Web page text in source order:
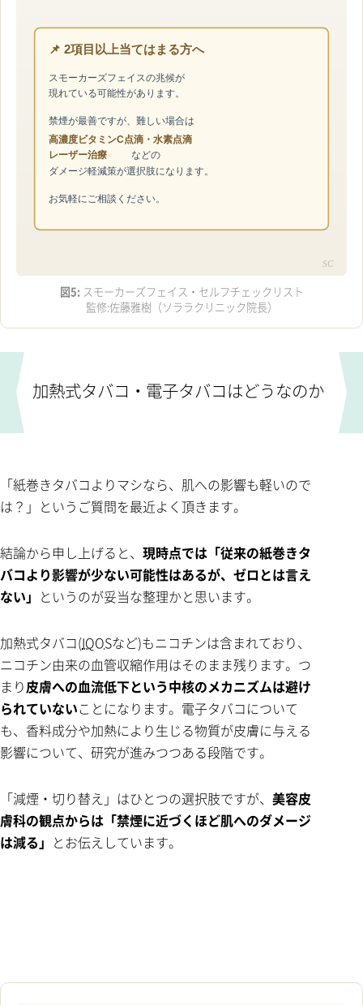
📌 2項目以上当てはまる方へ
スモーカーズフェイスの兆候が
現れている可能性があります。
禁煙が最善ですが、難しい場合は
高濃度ビタミンC点滴・水素点滴
レーザー治療 などの
ダメージ軽減策が選択肢になります。
お気軽にご相談ください。
SC
図5:スモーカーズフェイス・セルフチェックリスト
監修:佐藤雅樹（ソララクリニック院長）
加熱式タバコ・電子タバコはどうなのか
「紙巻きタバコよりマシなら、肌への影響も軽いので
は？」というご質問を最近よく頂きます。
結論から申し上げると、 現時点では「従来の紙巻きタ
バコより影響が少ない可能性はあるが、ゼロとは言え
ない」 というのが妥当な整理かと思います。
加熱式タバコ(IQOSなど)もニコチンは含まれており、
ニコチン由来の血管収縮作用はそのまま残ります。つ
まり皮膚への血流低下という中核のメカニズムは避け
られていないことになります。電子タバコについて
も、香料成分や加熱により生じる物質が皮膚に与える
影響について、研究が進みつつある段階です。
「減煙・切り替え」はひとつの選択肢ですが、 美容皮
膚科の観点からは「禁煙に近づくほど肌へのダメージ
は減る」 とお伝えしています。